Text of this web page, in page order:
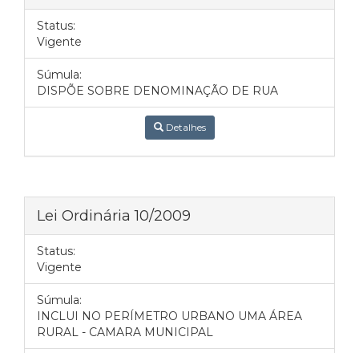
Status:
Vigente
Súmula:
DISPÕE SOBRE DENOMINAÇÃO DE RUA
Detalhes
Lei Ordinária 10/2009
Status:
Vigente
Súmula:
INCLUI NO PERÍMETRO URBANO UMA ÁREA
RURAL - CAMARA MUNICIPAL